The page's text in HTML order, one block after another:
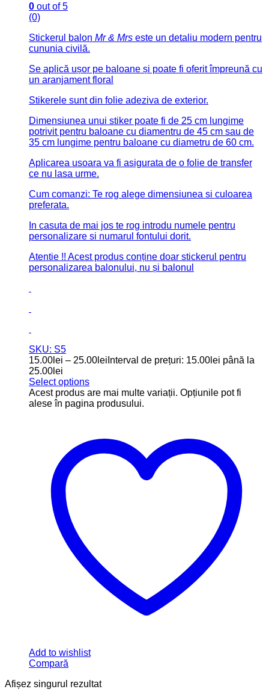
0 out of 5
(0)
Stickerul balon Mr & Mrs este un detaliu modern pentru
cununia civilă.
Se aplică ușor pe baloane și poate fi oferit împreună cu
un aranjament floral
Stikerele sunt din folie adeziva de exterior.
Dimensiunea unui stiker poate fi de 25 cm lungime
potrivit pentru baloane cu diamentru de 45 cm sau de
35 cm lungime pentru baloane cu diametru de 60 cm.
Aplicarea usoara va fi asigurata de o folie de transfer
ce nu lasa urme.
Cum comanzi: Te rog alege dimensiunea si culoarea
preferata.
In casuta de mai jos te rog introdu numele pentru
personalizare si numarul fontului dorit.
Atentie !! Acest produs conține doar stickerul pentru
personalizarea balonului, nu și balonul
SKU: S5
15.00 lei – 25.00 lei Interval de prețuri: 15.00lei până la
25.00lei
Select options
Acest produs are mai multe variații. Opțiunile pot fi
alese în pagina produsului.
Add to wishlist
Compară
Afișez singurul rezultat